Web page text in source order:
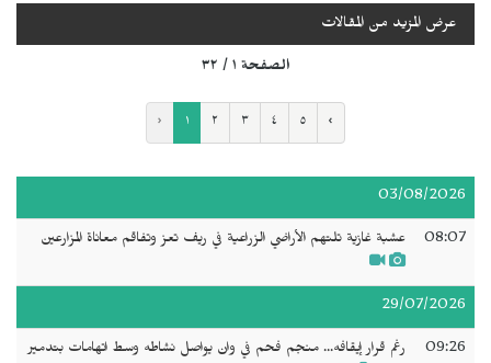
عرض المزيد من المقالات
الصفحة ١ / ٣٢
‹ ١ ٢ ٣ ٤ ٥ ›
03/08/2026
08:07 عشبة غازية تلتهم الأراضي الزراعية في ريف تعز وتفاقم معاناة المزارعين
29/07/2026
09:26
رغم قرار إيقافه... منجم فحم في وان يواصل نشاطه وسط اتهامات بتدمير